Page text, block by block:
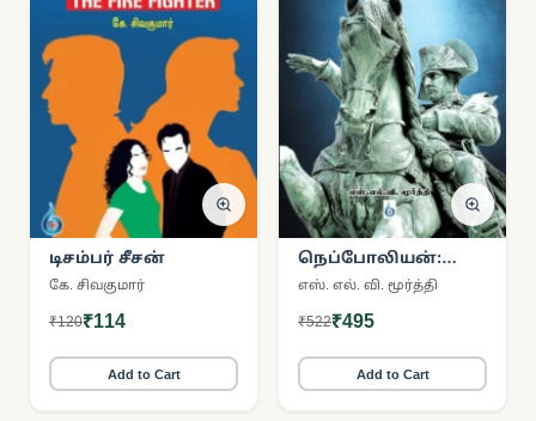
டிசம்பர் சீசன்
கே. சிவகுமார்
₹120₹114
Add to Cart
நெப்போலியன்:
சாமானியன்
சாதனைச் சரித்திரம்
எஸ். எல். வி. மூர்த்தி
₹522₹495
Add to Cart